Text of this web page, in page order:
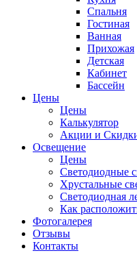
Спальня
Гостиная
Ванная
Прихожая
Детская
Кабинет
Бассейн
Цены
Цены
Калькулятор
Акции и
Освещение
Цены
Светодиодные
Хрустальные
Светодиодная
Как
Фотогалерея
Отзывы
Контакты